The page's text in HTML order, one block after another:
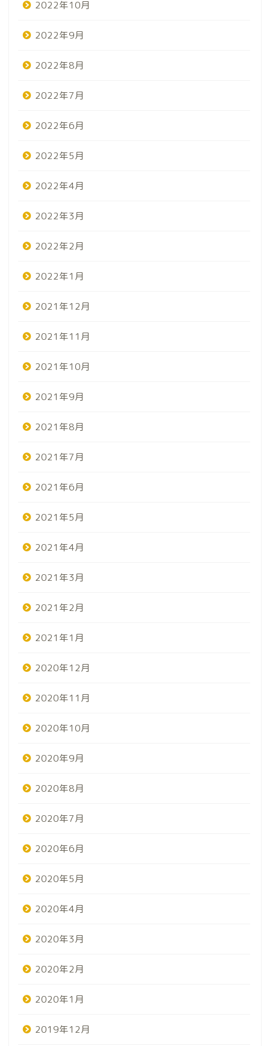
2022年10月
2022年9月
2022年8月
2022年7月
2022年6月
2022年5月
2022年4月
2022年3月
2022年2月
2022年1月
2021年12月
2021年11月
2021年10月
2021年9月
2021年8月
2021年7月
2021年6月
2021年5月
2021年4月
2021年3月
2021年2月
2021年1月
2020年12月
2020年11月
2020年10月
2020年9月
2020年8月
2020年7月
2020年6月
2020年5月
2020年4月
2020年3月
2020年2月
2020年1月
2019年12月